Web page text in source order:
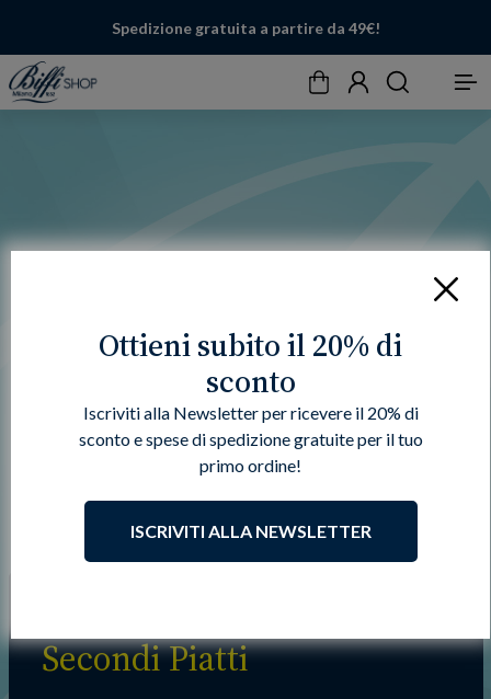
Spedizione gratuita a partire da 49€!
CarrelloAccountCerca Menu
Secondi Piatti
Chiudi
Ottieni subito il 20% di
sconto
Iscriviti alla Newsletter per ricevere il 20% di
sconto e spese di spedizione gratuite per il tuo
primo ordine!
ISCRIVITI ALLA NEWSLETTER